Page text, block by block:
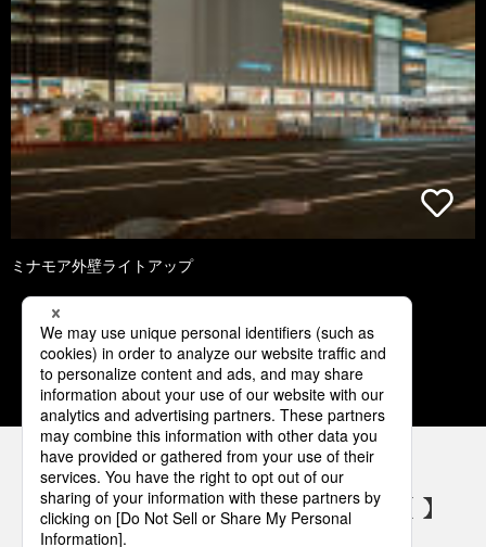
ミナモア外壁ライトアップ
1 2 3 4 5
パナソニックの電気設備 SNSアカウント